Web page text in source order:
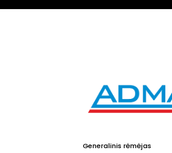
Generalinis rėmėjas